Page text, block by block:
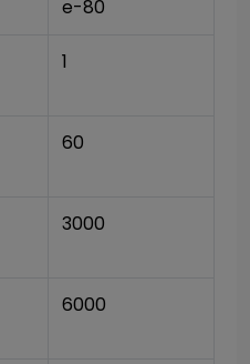
e-80
1
60
3000
6000